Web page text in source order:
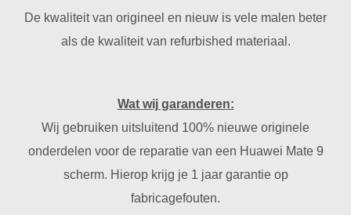
De kwaliteit van origineel en nieuw is vele malen beter
als de kwaliteit van refurbished materiaal.
Wat wij garanderen:
Wij gebruiken uitsluitend 100% nieuwe originele
onderdelen voor de reparatie van een Huawei Mate 9
scherm. Hierop krijg je 1 jaar garantie op
fabricagefouten.